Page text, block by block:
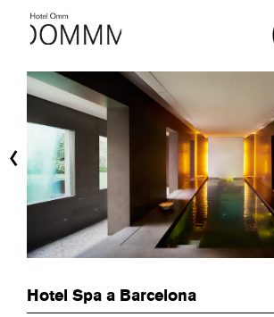
L’Hotel
Habitacions
Roca Barcelona
Spa
Terrassa
Lobby & Club
Esdeveniments
‹
Hotel Spa a Barcelona